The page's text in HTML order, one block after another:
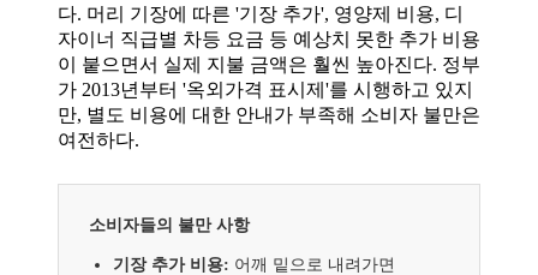
다. 머리 기장에 따른 '기장 추가', 영양제 비용, 디
자이너 직급별 차등 요금 등 예상치 못한 추가 비용
이 붙으면서 실제 지불 금액은 훨씬 높아진다. 정부
가 2013년부터 '옥외가격 표시제'를 시행하고 있지
만, 별도 비용에 대한 안내가 부족해 소비자 불만은
여전하다.
소비자들의 불만 사항
기장 추가 비용: 어깨 밑으로 내려가면